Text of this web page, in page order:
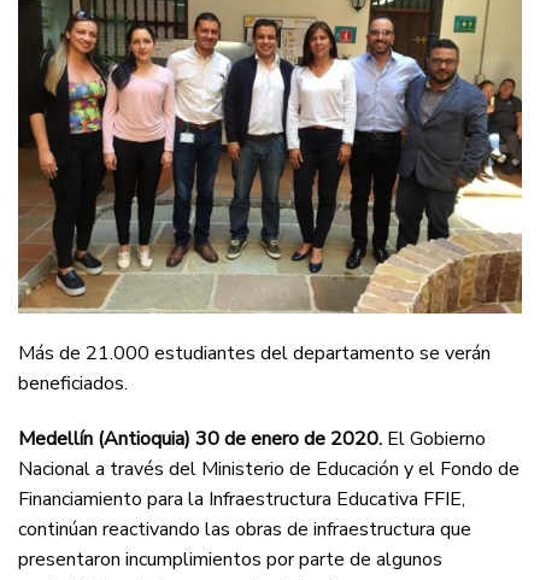
Más de 21.000 estudiantes del departamento se verán
beneficiados.
Medellín (Antioquia) 30 de enero de 2020. El Gobierno
Nacional a través del Ministerio de Educación y el Fondo de
Financiamiento para la Infraestructura Educativa FFIE,
continúan reactivando las obras de infraestructura que
presentaron incumplimientos por parte de algunos